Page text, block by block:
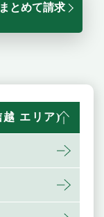
とめて請求
越 エリア)